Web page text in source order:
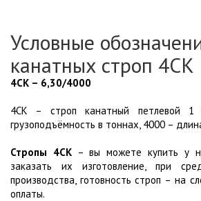
Условные
канатных строп 4СК
4СК – 6,30/4000
4СК – строп канатный петлевой 1
грузоподъёмность в тоннах, 4000 –
Стропы 4СК– вы можете купить у
заказать их изготовление, при
производства, готовность строп – на
оплаты.